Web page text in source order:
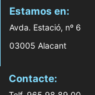
Estamos en:
Avda. Estació, nº 6
03005 Alacant
Contacte: